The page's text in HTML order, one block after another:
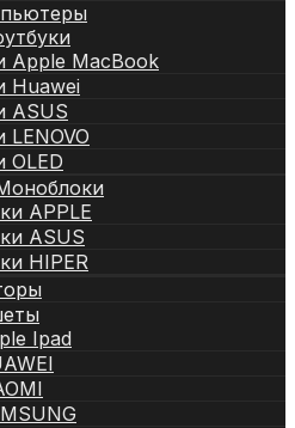
Apple MacBook
Huawei
ASUS
LENOVO
OLED
APPLE
ASUS
HIPER
Ipad